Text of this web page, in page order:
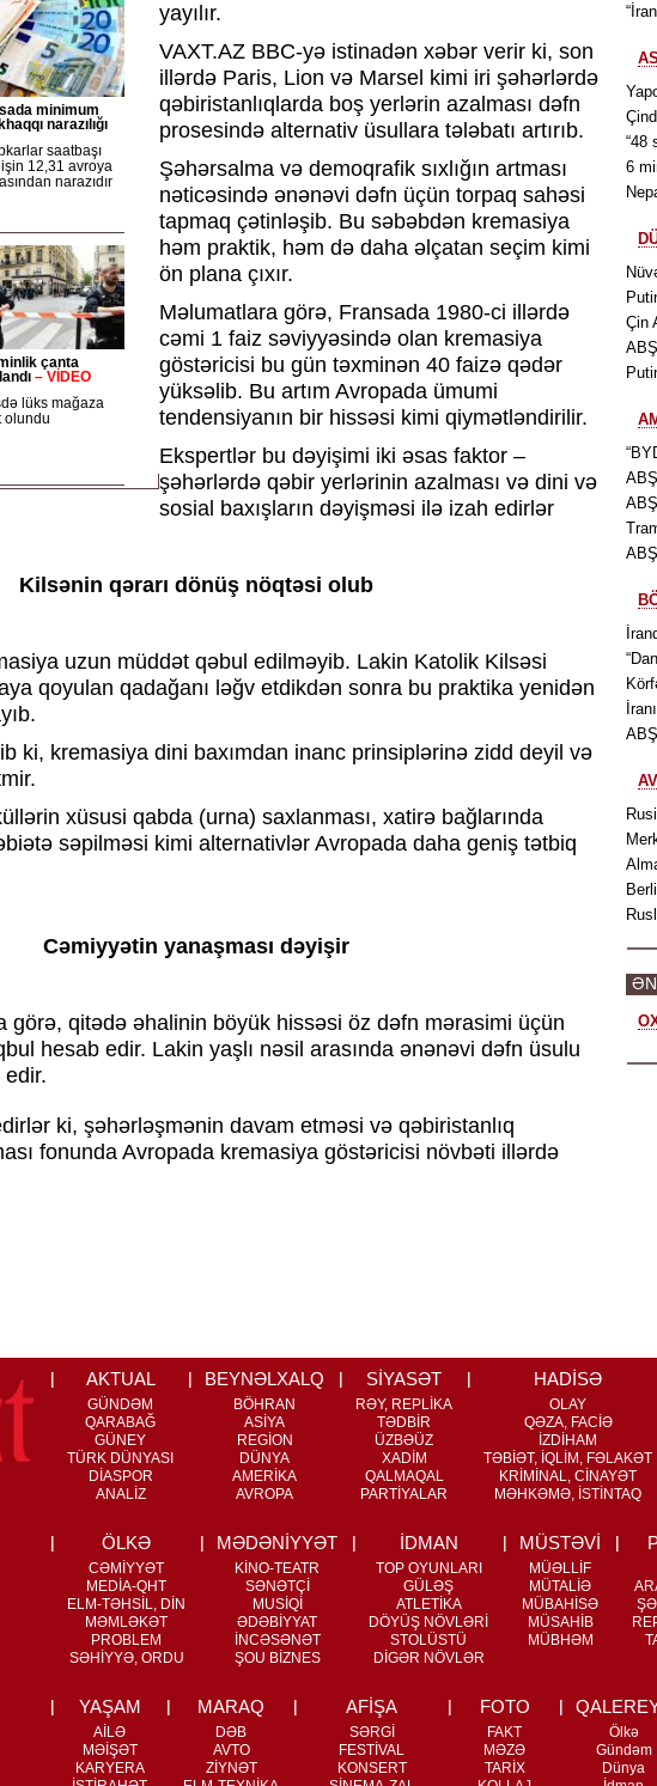
minimum
narazılığı
saatbaşı
12,31 avroya
narazıdır
çanta
– VİDEO
lüks mağaza
olundu
yayılır.
VAXT.AZ BBC-yə istinadən xəbər verir ki, son
illərdə Paris, Lion və Marsel kimi iri şəhərlərdə
qəbiristanlıqlarda boş yerlərin azalması dəfn
prosesində alternativ üsullara tələbatı artırıb.
Şəhərsalma və demoqrafik sıxlığın artması
nəticəsində ənənəvi dəfn üçün torpaq sahəsi
tapmaq çətinləşib. Bu səbəbdən kremasiya
həm praktik, həm də daha əlçatan seçim kimi
ön plana çıxır.
Məlumatlara görə, Fransada 1980-ci illərdə
cəmi 1 faiz səviyyəsində olan kremasiya
göstəricisi bu gün təxminən 40 faizə qədər
yüksəlib. Bu artım Avropada ümumi
tendensiyanın bir hissəsi kimi qiymətləndirilir.
Ekspertlər bu dəyişimi iki əsas faktor –
şəhərlərdə qəbir yerlərinin azalması və dini və
sosial baxışların dəyişməsi ilə izah edirlər
Kilsənin qərarı dönüş nöqtəsi olub
uzun müddət qəbul edilməyib. Lakin Katolik Kilsəsi
qoyulan qadağanı ləğv etdikdən sonra bu praktika yenidən
ki, kremasiya dini baxımdan inanc prinsiplərinə zidd deyil və
xüsusi qabda (urna) saxlanması, xatirə bağlarında
səpilməsi kimi alternativlər Avropada daha geniş tətbiq
Cəmiyyətin yanaşması dəyişir
görə, qitədə əhalinin böyük hissəsi öz dəfn mərasimi üçün
hesab edir. Lakin yaşlı nəsil arasında ənənəvi dəfn üsulu
ki, şəhərləşmənin davam etməsi və qəbiristanlıq
fonunda Avropada kremasiya göstəricisi növbəti illərdə
“48
6
Çin
ƏN
AKTUAL
GÜNDƏM
QARABAĞ
GÜNEY
TÜRK DÜNYASI
DİASPOR
ANALİZ
BEYNƏLXALQ
BÖHRAN
ASİYA
REGİON
DÜNYA
AMERİKA
AVROPA
SİYASƏT
RƏY, REPLİKA
TƏDBİR
ÜZBƏÜZ
XADİM
QALMAQAL
PARTİYALAR
HADİSƏ
OLAY
QƏZA, FACİƏ
İZDİHAM
TƏBİƏT, İQLİM, FƏLAKƏT
KRİMİNAL, CİNAYƏT
MƏHKƏMƏ, İSTİNTAQ
ÖLKƏ
CƏMİYYƏT
MEDİA-QHT
ELM-TƏHSİL, DİN
MƏMLƏKƏT
PROBLEM
SƏHİYYƏ, ORDU
MƏDƏNİYYƏT
KİNO-TEATR
SƏNƏTÇİ
MUSİQİ
ƏDƏBİYYAT
İNCƏSƏNƏT
ŞOU BİZNES
İDMAN
TOP OYUNLARI
GÜLƏŞ
ATLETİKA
DÖYÜŞ NÖVLƏRİ
STOLÜSTÜ
DİGƏR NÖVLƏR
MÜSTƏVİ
MÜƏLLİF
MÜTALİƏ
MÜBAHİSƏ
MÜSAHİB
MÜBHƏM
YAŞAM
AİLƏ
MƏİŞƏT
KARYERA
MARAQ
DƏB
AVTO
ZİYNƏT
AFİŞA
SƏRGİ
FESTİVAL
KONSERT
FOTO
FAKT
MƏZƏ
TARİX
Ölkə
Gündəm
Dünya